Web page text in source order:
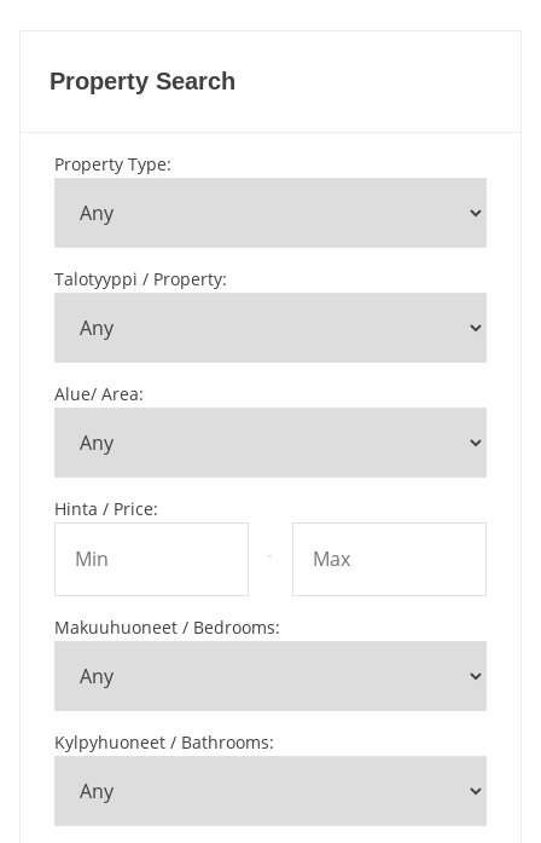
Property Search
Property Type:
Talotyyppi / Property:
Alue/ Area:
Hinta / Price:
-
Makuuhuoneet / Bedrooms:
Kylpyhuoneet / Bathrooms: